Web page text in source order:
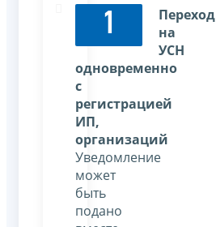
1
Переход
на
УСН
одновременно
с
регистрацией
ИП,
организаций
Уведомление
может
быть
подано